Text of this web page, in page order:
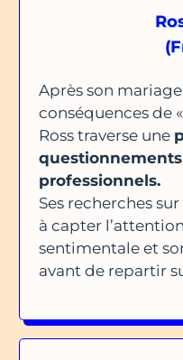
Après son
conséquences de «
Ross traverse une
professionnels.
Ses recherches
à capter
sentimentale et
avant de repartir